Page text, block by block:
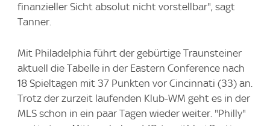
finanzieller Sicht absolut nicht vorstellbar", sagt
Tanner.
Mit Philadelphia führt der gebürtige Traunsteiner
aktuell die Tabelle in der Eastern Conference nach
18 Spieltagen mit 37 Punkten vor Cincinnati (33) an.
Trotz der zurzeit laufenden Klub-WM geht es in der
MLS schon in ein paar Tagen wieder weiter. "Philly"